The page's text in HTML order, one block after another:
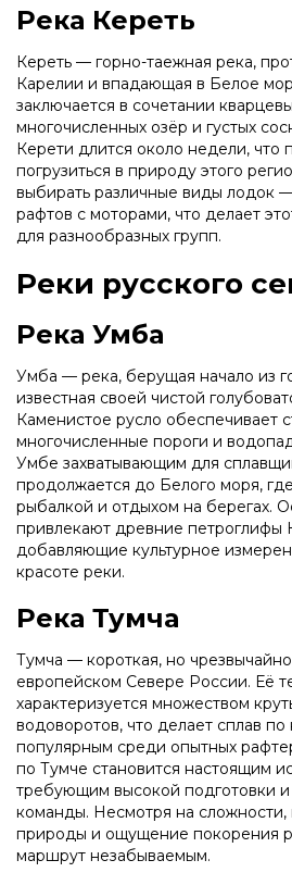
Река Кереть
Кереть — горно-таежная река,
Карелии и впадающая в Белое
заключается в сочетании
многочисленных озёр и густых
Керети длится около недели, что
погрузиться в природу этого
выбирать различные виды лодок
рафтов с моторами, что делает
для разнообразных групп.
Реки русского
Река Умба
Умба — река, берущая начало из
известная своей чистой
Каменистое русло обеспечивает
многочисленные пороги и
Умбе захватывающим для
продолжается до Белого моря,
рыбалкой и отдыхом на берегах.
привлекают древние петроглифы
добавляющие культурное
красоте реки.
Река Тумча
Тумча — короткая, но
европейском Севере России. Её
характеризуется множеством
водоворотов, что делает сплав
популярным среди опытных
по Тумче становится настоящим
требующим высокой подготовки
команды. Несмотря на сложности,
природы и ощущение покорения
маршрут незабываемым.